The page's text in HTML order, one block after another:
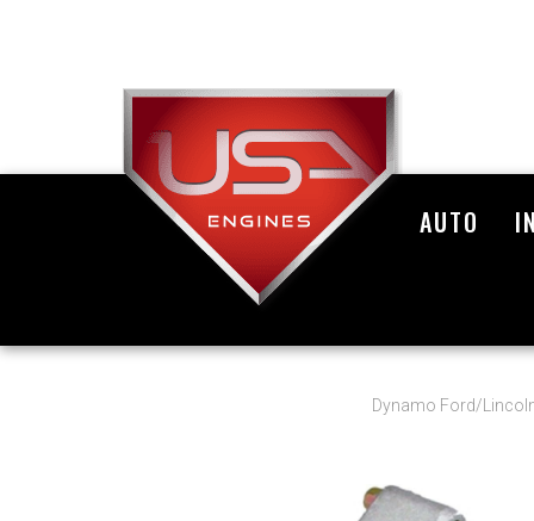
AUTO
Dynamo Ford/